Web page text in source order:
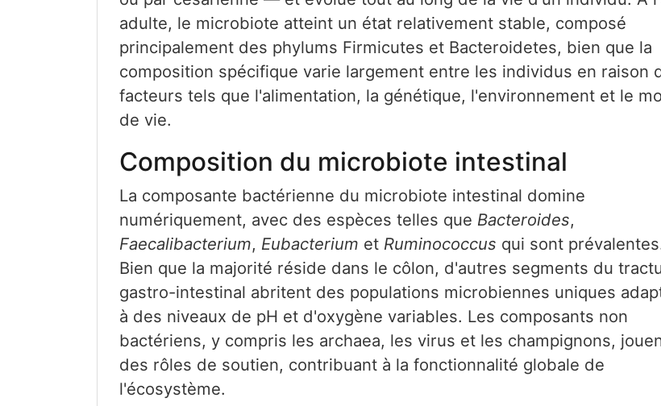
adulte, le microbiote atteint un état relativement stable, composé
principalement des phylums Firmicutes et Bacteroidetes, bien que la
composition spécifique varie largement entre les individus en raison
facteurs tels que l'alimentation, la génétique, l'environnement et le
de vie.
Composition du microbiote intestinal
La composante bactérienne du microbiote intestinal domine
numériquement, avec des espèces telles que Bacteroides,
Faecalibacterium, Eubacterium et Ruminococcus qui sont
Bien que la majorité réside dans le côlon, d'autres segments du
gastro-intestinal abritent des populations microbiennes uniques
à des niveaux de pH et d'oxygène variables. Les composants non
bactériens, y compris les archaea, les virus et les champignons,
des rôles de soutien, contribuant à la fonctionnalité globale de
l'écosystème.